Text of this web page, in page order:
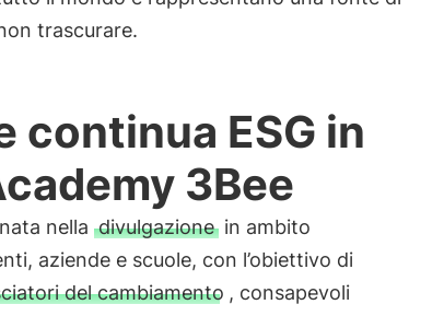
trascurare.
continua ESG in
3Bee
nella divulgazionein ambito
aziende e scuole, con l’obiettivo di
del cambiamento , consapevoli